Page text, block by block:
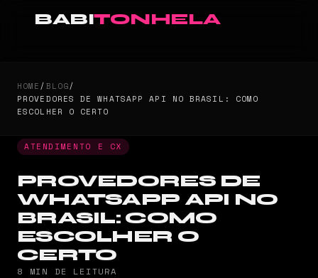
BABITONHELA
HOME/BLOG/
PROVEDORES DE WHATSAPP API NO BRASIL: COMO
ESCOLHER O CERTO
ATENDIMENTO E CX
PROVEDORES DE
WHATSAPP API NO
BRASIL: COMO
ESCOLHER O
CERTO
8 MIN DE LEITURA